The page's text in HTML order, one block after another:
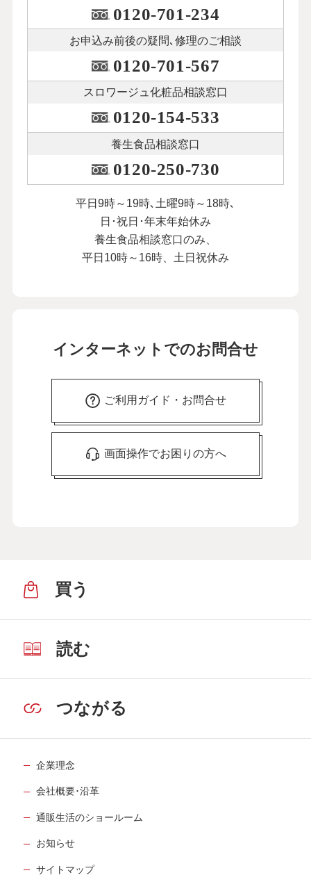
0120-701-234
お申込み前後の疑問､修理のご相談
0120-701-567
スロワージュ化粧品相談窓口
0120-154-533
養生食品相談窓口
0120-250-730
平日9時～19時､土曜9時～18時､
日･祝日･年末年始休み
養生食品相談窓口のみ、
平日10時～16時、土日祝休み
インターネットでのお問合せ
ご利用ガイド・お問合せ
画面操作でお困りの方へ
買う
読む
つながる
企業理念
会社概要･沿革
通販生活のショールーム
お知らせ
サイトマップ